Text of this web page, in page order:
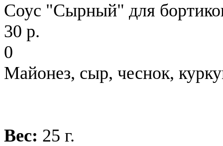
Соус "Сырный" для
30 р.
0
Майонез, сыр, чеснок,
Вес: 25 г.